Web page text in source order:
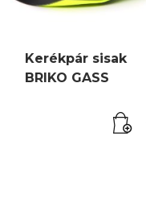
Kerékpár sisak
BRIKO GASS